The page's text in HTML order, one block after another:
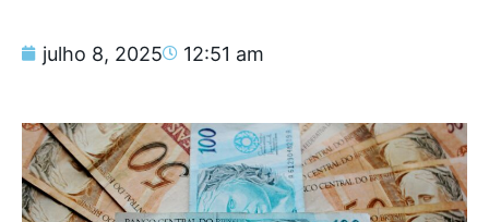
julho 8, 2025 12:51 am